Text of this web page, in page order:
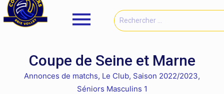
Coupe de Seine et Marne
Annonces de matchs, Le Club, Saison 2022/2023,
Séniors Masculins 1